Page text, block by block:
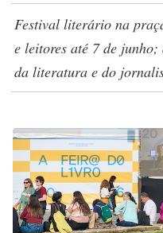
Festival literário na
e leitores até 7 de
da literatura e do